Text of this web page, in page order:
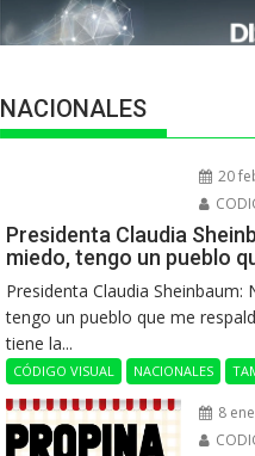
NACIONALES
20
Presidenta Claudia
miedo, tengo un pueblo
Presidenta Claudia Sheinbaum:
tengo un pueblo que me
tiene la...
CÓDIGO VISUAL NACIONALES
8